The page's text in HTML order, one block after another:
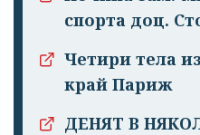
спорта доц.
Четири тела
край Париж
ДЕНЯТ В